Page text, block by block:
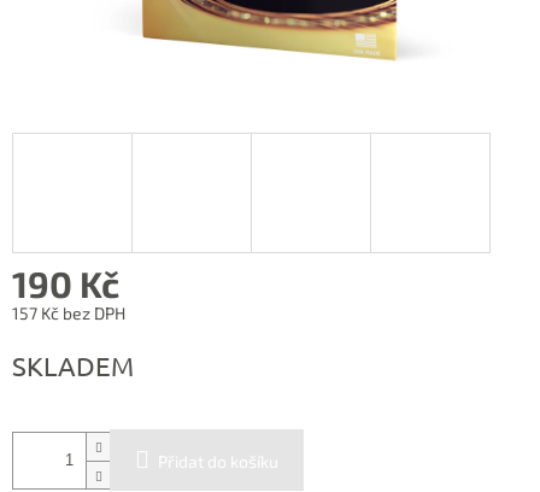
190 Kč
157 Kč bez DPH
cena:
SKLADEM
Přidat do košíku